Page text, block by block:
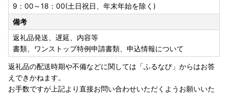
す。
詳しくはこちら
---------------------------------------------------------------
---------------------
＼マイナンバーカードをお持ちの方へ／
9：00～18：00(土日祝日、年末年始を除く)
備考
返礼品発送、遅延、内容等
書類、ワンストップ特例申請書類、申込情報について
返礼品の配送時期や不備などに関しては「ふるなび」からはお答
えできかねます。
お手数ですが上記より直接お問い合わせいただくようお願いいた